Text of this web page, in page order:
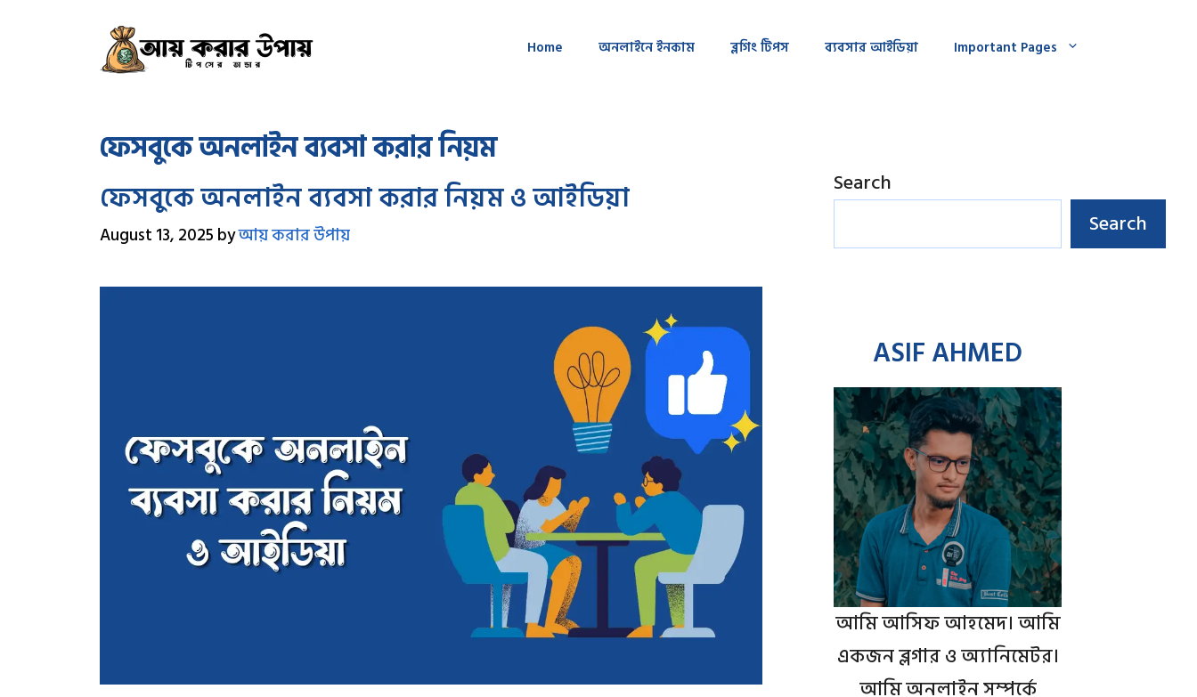
Home অনলাইনে ইনকাম ব্লগিং টিপস ব্যবসার আইডিয়া Important Pages
ফেসবুকে অনলাইন ব্যবসা করার নিয়ম
ফেসবুকে অনলাইন ব্যবসা করার নিয়ম ও আইডিয়া
August 13, 2025 byআয় করার উপায়
Search
Search
ASIF AHMED
আমি আসিফ আহমেদ। আমি
একজন ব্লগার ও অ্যানিমেটর।
আমি অনলাইন সম্পর্কে